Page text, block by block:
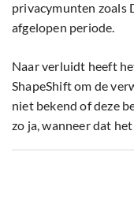
privacymunten zoals
afgelopen periode.
Naar verluidt heeft
ShapeShift om de
niet bekend of deze
zo ja, wanneer dat